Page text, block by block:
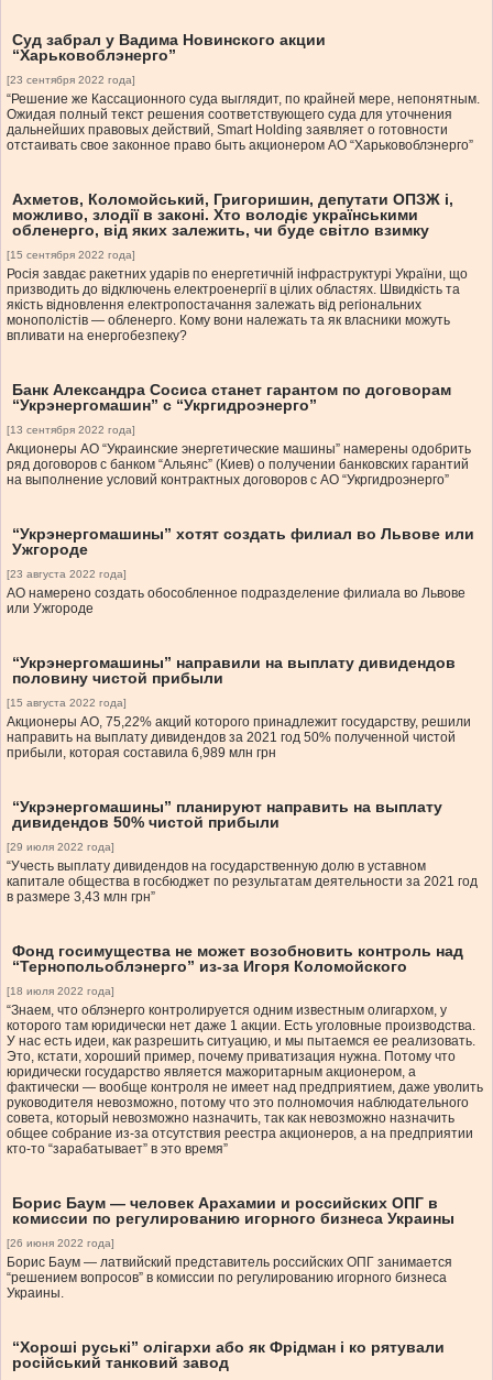
Суд забрал у Вадима Новинского акции
“Харьковоблэнерго”
[23 сентября 2022 года]
“Решение же Кассационного суда выглядит, по крайней мере, непонятным.
Ожидая полный текст решения соответствующего суда для уточнения
дальнейших правовых действий, Smart Holding заявляет о готовности
отстаивать свое законное право быть акционером АО “Харьковоблэнерго”
Ахметов, Коломойський, Григоришин, депутати ОПЗЖ і,
можливо, злодії в законі. Хто володіє українськими
обленерго, від яких залежить, чи буде світло взимку
[15 сентября 2022 года]
Росія завдає ракетних ударів по енергетичній інфраструктурі України, що
призводить до відключень електроенергії в цілих областях. Швидкість та
якість відновлення електропостачання залежать від регіональних
монополістів — обленерго. Кому вони належать та як власники можуть
впливати на енергобезпеку?
Банк Александра Сосиса станет гарантом по договорам
“Укрэнергомашин” с “Укргидроэнерго”
[13 сентября 2022 года]
Акционеры АО “Украинские энергетические машины” намерены одобрить
ряд договоров с банком “Альянс” (Киев) о получении банковских гарантий
на выполнение условий контрактных договоров с АО “Укргидроэнерго”
“Укрэнергомашины” хотят создать филиал во Львове или
Ужгороде
[23 августа 2022 года]
АО намерено создать обособленное подразделение филиала во Львове
или Ужгороде
“Укрэнергомашины” направили на выплату дивидендов
половину чистой прибыли
[15 августа 2022 года]
Акционеры АО, 75,22% акций которого принадлежит государству, решили
направить на выплату дивидендов за 2021 год 50% полученной чистой
прибыли, которая составила 6,989 млн грн
“Укрэнергомашины” планируют направить на выплату
дивидендов 50% чистой прибыли
[29 июля 2022 года]
“Учесть выплату дивидендов на государственную долю в уставном
капитале общества в госбюджет по результатам деятельности за 2021 год
в размере 3,43 млн грн”
Фонд госимущества не может возобновить контроль над
“Тернопольоблэнерго” из-за Игоря Коломойского
[18 июля 2022 года]
“Знаем, что облэнерго контролируется одним известным олигархом, у
которого там юридически нет даже 1 акции. Есть уголовные производства.
У нас есть идеи, как разрешить ситуацию, и мы пытаемся ее реализовать.
Это, кстати, хороший пример, почему приватизация нужна. Потому что
юридически государство является мажоритарным акционером, а
фактически — вообще контроля не имеет над предприятием, даже уволить
руководителя невозможно, потому что это полномочия наблюдательного
совета, который невозможно назначить, так как невозможно назначить
общее собрание из-за отсутствия реестра акционеров, а на предприятии
кто-то “зарабатывает” в это время”
Борис Баум — человек Арахамии и российских ОПГ в
комиссии по регулированию игорного бизнеса Украины
[26 июня 2022 года]
Борис Баум — латвийский представитель российских ОПГ занимается
“решением вопросов” в комиссии по регулированию игорного бизнеса
Украины.
“Хороші руські” олігархи або як Фрідман і ко рятували
російський танковий завод